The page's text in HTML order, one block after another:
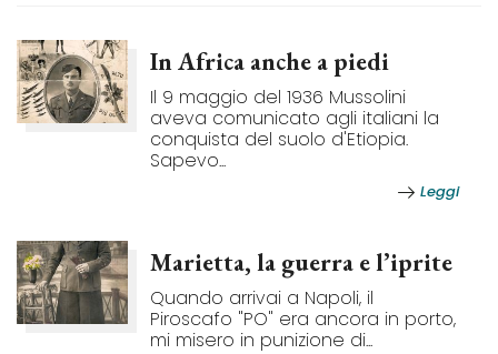
In Africa anche a piedi
Il 9 maggio del 1936 Mussolini
aveva comunicato agli italiani la
conquista del suolo d'Etiopia.
Sapevo...
Leggi
Marietta, la guerra e l’iprite
Quando arrivai a Napoli, il
Piroscafo "PO" era ancora in porto,
mi misero in punizione di...